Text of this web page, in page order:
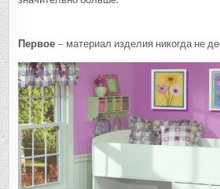
Первое– материал изделия никогда не